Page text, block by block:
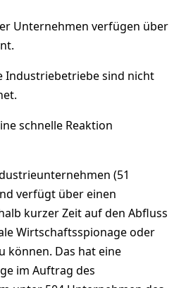
Unternehmen verfügen über
sind nicht
schnelle Reaktion
(51
verfügt über einen
kurzer Zeit auf den Abfluss
Wirtschaftsspionage oder
können. Das hat eine
im Auftrag des